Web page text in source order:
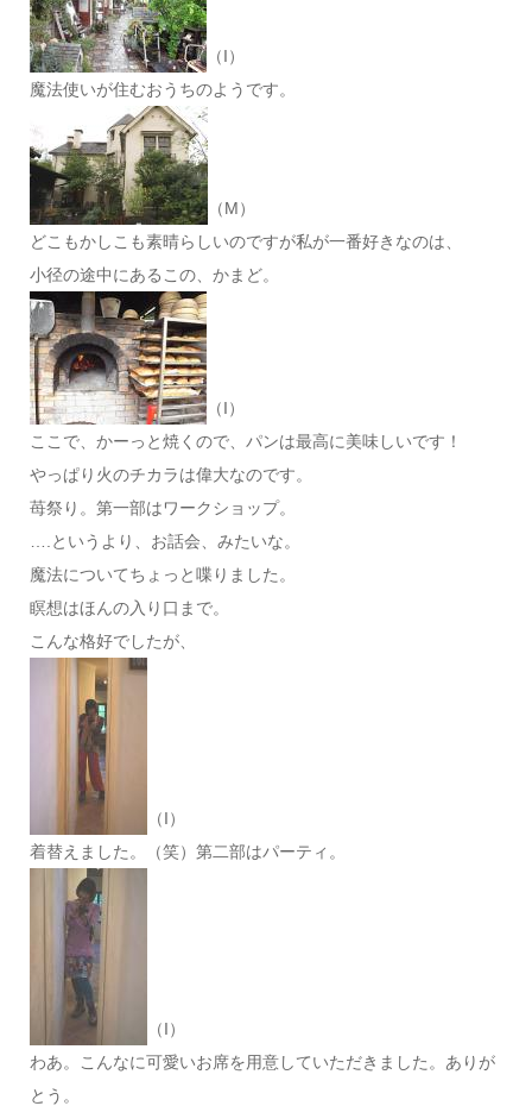
（I）
魔法使いが住むおうちのようです。
（M）
どこもかしこも素晴らしいのですが私が一番好きなのは、
小径の途中にあるこの、かまど。
（I）
ここで、かーっと焼くので、パンは最高に美味しいです！
やっぱり火のチカラは偉大なのです。
苺祭り。第一部はワークショップ。
….というより、お話会、みたいな。
魔法についてちょっと喋りました。
瞑想はほんの入り口まで。
こんな格好でしたが、
（I）
着替えました。（笑）第二部はパーティ。
（I）
わあ。こんなに可愛いお席を用意していただきました。ありが
とう。